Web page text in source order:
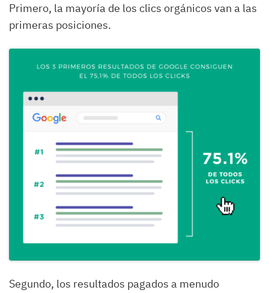
Primero, la mayoría de los clics orgánicos van a las
primeras posiciones.
Segundo, los resultados pagados a menudo